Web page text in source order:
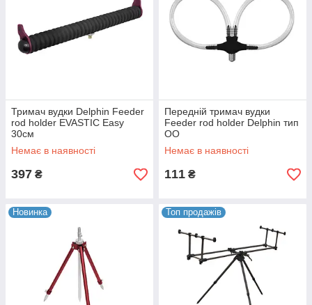
Тримач вудки Delphin Feeder
rod holder EVASTIC Easy
30см
Немає в наявності
397 ₴
Передній тримач вудки
Feeder rod holder Delphin тип
OO
Немає в наявності
111 ₴
Новинка Топ продажів